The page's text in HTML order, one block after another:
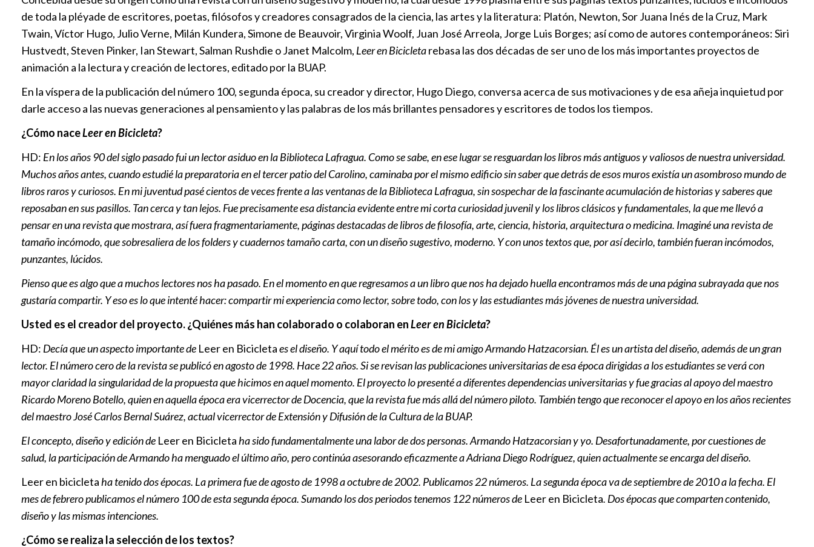
‘Vozinha’, un refuerzo que cayó del cielo a
Colo Colo como su camiseta en la
¿España o Marruecos?, dónde será la final
Club Bayonnetas de Puebla entra al top 10
nacional de Minibasket
Local | 12:21
FIFA dice que “es falso y engañoso” afirmar
2030
Internacional | 12:03
Infantino ofrece la final del Mundial a
Marruecos a cambio de apoyos, según “The
Times”
Internacional | 11:35
Sumar y ganar para generar confianza, dice
Puebla
Club Puebla | 11:29
de toda la pléyade de escritores, poetas, filósofos y creadores consagrados de la ciencia, las artes y la literatura: Platón, Newton, Sor Juana Inés de la Cruz, Mark
Twain, Víctor Hugo, Julio Verne, Milán Kundera, Simone de Beauvoir, Virginia Woolf, Juan José Arreola, Jorge Luis Borges; así como de autores contemporáneos: Siri
Hustvedt, Steven Pinker, Ian Stewart, Salman Rushdie o Janet Malcolm, Leer en Bicicletarebasa las dos décadas de ser uno de los más importantes proyectos de
animación a la lectura y creación de lectores, editado por la BUAP.
En la víspera de la publicación del número 100, segunda época, su creador y director, Hugo Diego, conversa acerca de sus motivaciones y de esa añeja inquietud por
darle acceso a las nuevas generaciones al pensamiento y las palabras de los más brillantes pensadores y escritores de todos los tiempos.
¿Cómo naceLeer en Bicicleta?
HD: En los años 90 del siglo pasado fui un lector asiduo en la Biblioteca Lafragua. Como se sabe, en ese lugar se resguardan los libros más antiguos y valiosos de nuestra universidad.
Muchos años antes, cuando estudié la preparatoria en el tercer patio del Carolino, caminaba por el mismo edificio sin saber que detrás de esos muros existía un asombroso mundo de
libros raros y curiosos. En mi juventud pasé cientos de veces frente a las ventanas de la Biblioteca Lafragua, sin sospechar de la fascinante acumulación de historias y saberes que
reposaban en sus pasillos. Tan cerca y tan lejos. Fue precisamente esa distancia evidente entre mi corta curiosidad juvenil y los libros clásicos y fundamentales, la que me llevó a
pensar en una revista que mostrara, así fuera fragmentariamente, páginas destacadas de libros de filosofía, arte, ciencia, historia, arquitectura o medicina. Imaginé una revista de
tamaño incómodo, que sobresaliera de los folders y cuadernos tamaño carta, con un diseño sugestivo, moderno. Y con unos textos que, por así decirlo, también fueran incómodos,
punzantes, lúcidos.
Pienso que es algo que a muchos lectores nos ha pasado. En el momento en que regresamos a un libro que nos ha dejado huella encontramos más de una página subrayada que nos
gustaría compartir. Y eso es lo que intenté hacer: compartir mi experiencia como lector, sobre todo, con los y las estudiantes más jóvenes de nuestra universidad.
Usted es el creador del proyecto. ¿Quiénes más han colaborado o colaboran enLeer en Bicicleta?
HD: Decía que un aspecto importante de Leer en Bicicletaes el diseño. Y aquí todo el mérito es de mi amigo Armando Hatzacorsian. Él es un artista del diseño, además de un gran
lector. El número cero de la revista se publicó en agosto de 1998. Hace 22 años. Si se revisan las publicaciones universitarias de esa época dirigidas a los estudiantes se verá con
mayor claridad la singularidad de la propuesta que hicimos en aquel momento. El proyecto lo presenté a diferentes dependencias universitarias y fue gracias al apoyo del maestro
Ricardo Moreno Botello, quien en aquella época era vicerrector de Docencia, que la revista fue más allá del número piloto. También tengo que reconocer el apoyo en los años recientes
del maestro José Carlos Bernal Suárez, actual vicerrector de Extensión y Difusión de la Cultura de la BUAP.
El concepto, diseño y edición de Leer en Bicicletaha sido fundamentalmente una labor de dos personas. Armando Hatzacorsian y yo. Desafortunadamente, por cuestiones de
salud, la participación de Armando ha menguado el último año, pero continúa asesorando eficazmente a Adriana Diego Rodríguez, quien actualmente se encarga del diseño.
Leer en bicicletaha tenido dos épocas. La primera fue de agosto de 1998 a octubre de 2002. Publicamos 22 números. La segunda época va de septiembre de 2010 a la fecha. El
mes de febrero publicamos el número 100 de esta segunda época. Sumando los dos periodos tenemos 122 números de Leer en Bicicleta. Dos épocas que comparten contenido,
diseño y las mismas intenciones.
¿Cómo se realiza la selección de los textos?